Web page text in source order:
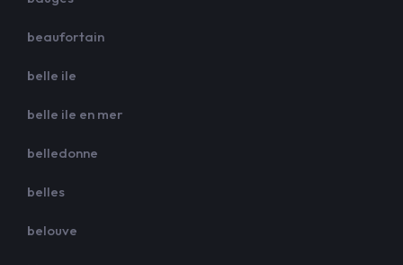
beaufortain
belle ile
belle ile en mer
belledonne
belles
belouve